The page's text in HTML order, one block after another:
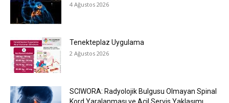
4 Ağustos 2026
Tenekteplaz Uygulama
2 Ağustos 2026
SCIWORA: Radyolojik Bulgusu Olmayan Spinal